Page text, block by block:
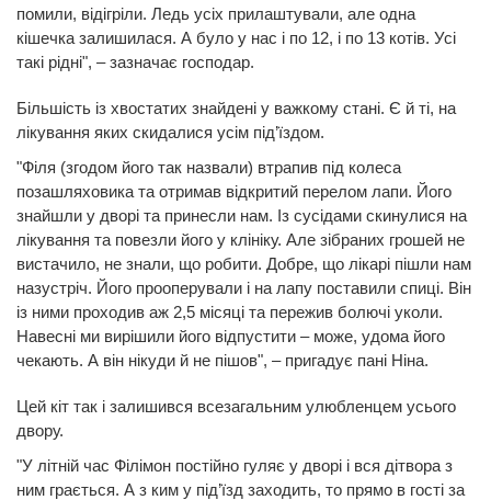
помили, відігріли. Ледь усіх прилаштували, але одна
кішечка залишилася. А було у нас і по 12, і по 13 котів. Усі
такі рідні", – зазначає господар.
Більшість із хвостатих знайдені у важкому стані. Є й ті, на
лікування яких скидалися усім під’їздом.
"Філя (згодом його так назвали) втрапив під колеса
позашляховика та отримав відкритий перелом лапи. Його
знайшли у дворі та принесли нам. Із сусідами скинулися на
лікування та повезли його у клініку. Але зібраних грошей не
вистачило, не знали, що робити. Добре, що лікарі пішли нам
назустріч. Його прооперували і на лапу поставили спиці. Він
із ними проходив аж 2,5 місяці та пережив болючі уколи.
Навесні ми вирішили його відпустити – може, удома його
чекають. А він нікуди й не пішов", – пригадує пані Ніна.
Цей кіт так і залишився всезагальним улюбленцем усього
двору.
"У літній час Філімон постійно гуляє у дворі і вся дітвора з
ним грається. А з ким у під’їзд заходить, то прямо в гості за